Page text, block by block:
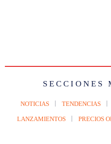
SECCIONES
NOTICIAS TENDENCIAS
LANZAMIENTOS PRECIOS